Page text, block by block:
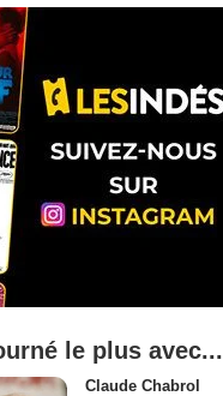
le plus avec...
Claude Chabrol